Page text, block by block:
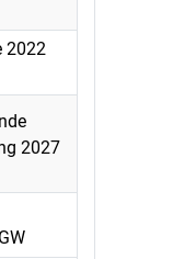
2022
2027